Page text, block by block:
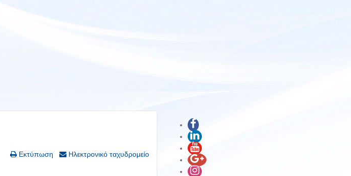
Εκτύπωση Ηλεκτρονικό ταχυδρομείο